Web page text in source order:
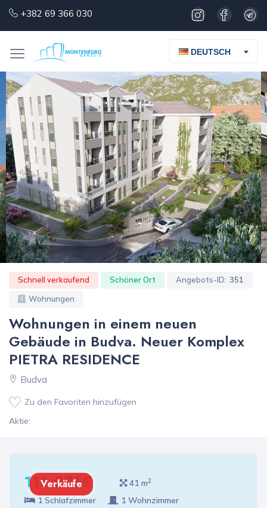
+382 69 366 030
DEUTSCH
Schnell verkaufend Schöner Ort Angebots-ID: 351
Wohnungen
Wohnungen in einem neuen
Gebäude in Budva. Neuer Komplex
PIETRA RESIDENCE
Budva
Zu den Favoriten hinzufügen
Aktie:
118 076€
Verkäufe 41 m2
1 Schlafzimmer
1 Wohnzimmer